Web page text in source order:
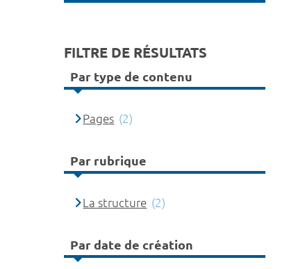
FILTRE DE RÉSULTATS
Par type de contenu
Pages (2)
Par rubrique
La structure (2)
Par date de création